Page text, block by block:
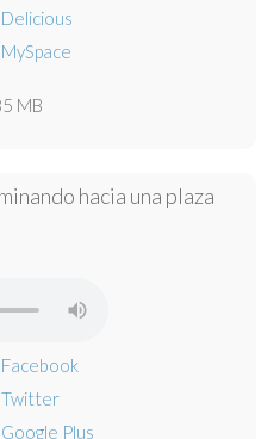
MB
hacia una plaza